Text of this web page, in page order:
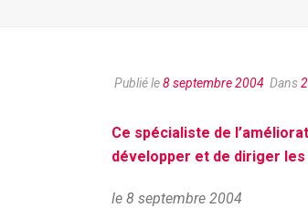
Publié le8 septembre 2004 Dans
Ce spécialiste de
développer et de diriger les
le 8 septembre 2004